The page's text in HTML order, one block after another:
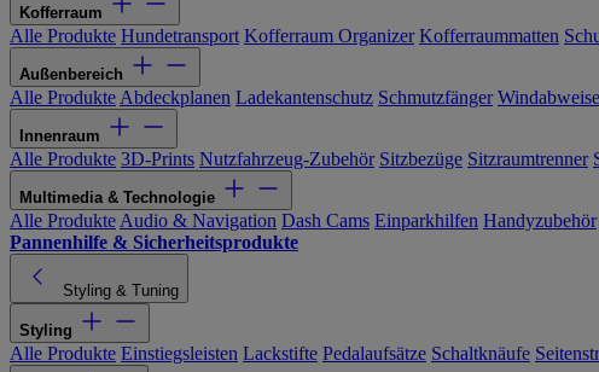
Kofferraum
Alle Produkte Hundetransport Kofferraum Organizer Kofferraummatten
Außenbereich
Alle Produkte Abdeckplanen Ladekantenschutz Schmutzfänger
Innenraum
Alle Produkte 3D-Prints Nutzfahrzeug-Zubehör Sitzbezüge Sitzraumtrenner
Multimedia & Technologie
Alle Produkte Audio & Navigation Dash Cams Einparkhilfen Handyzubehör
Pannenhilfe & Sicherheitsprodukte
Styling & Tuning
Styling
Alle Produkte Einstiegsleisten Lackstifte Pedalaufsätze Schaltknäufe